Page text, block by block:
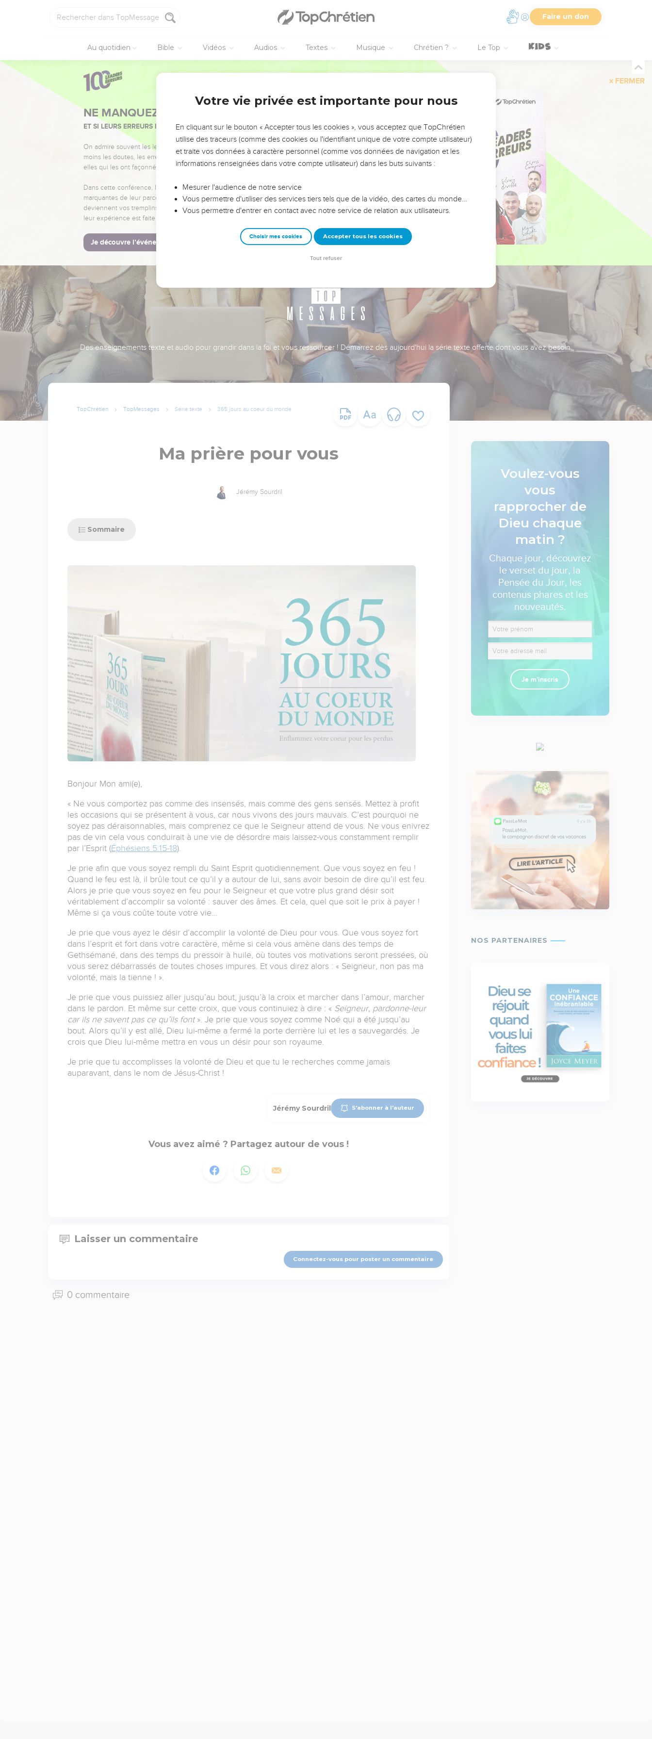
Faire un don
Au quotidien Bible Vidéos Audios Textes Musique Chrétien ? Le Top
FERMER
NE MANQUEZ PAS L’ÉVÉNEMENT DE L’ANNÉE !
ET SI LEURS ERREURS POUVAIENT VOUS ÉVITER LES VOTRES ?
On admire souvent les leaders pour leurs réussites, leur impact, leur foi ou leur vision. Mais on voit
moins les doutes, les erreurs et les saisons difficiles qu'ils ont traversés, alors même que ce sont
elles qui les ont façonnés.
Dans cette conférence, leaders, entrepreneurs, et responsables reviennent sur les erreurs
marquantes de leur parcours et les clés pour avancer avec plus de sagesse afin que leurs erreurs
deviennent vos tremplins. Que vous guidiez un ministère, une équipe, un groupe ou une famille,
leur expérience est faite pour vous.
Je découvre l’événement
Des enseignements texte et audio pour grandir dans la foi et vous ressourcer ! Démarrez dès aujourd'hui la série texte offerte dont vous avez besoin.
TopChrétien TopMessages Série texte 365 jours au coeur du monde
Ma prière pour vous
Jérémy Sourdril
Sommaire
Bonjour Mon ami(e),
« Ne vous comportez pas comme des insensés, mais comme des gens sensés. Mettez à profit
les occasions qui se présentent à vous, car nous vivons des jours mauvais. C’est pourquoi ne
soyez pas déraisonnables, mais comprenez ce que le Seigneur attend de vous. Ne vous enivrez
pas de vin cela vous conduirait à une vie de désordre mais laissez-vous constamment remplir
par l’Esprit (Éphésiens 5:15-18).
Je prie afin que vous soyez rempli du Saint Esprit quotidiennement. Que vous soyez en feu !
Quand le feu est là, il brûle tout ce qu’il y a autour de lui, sans avoir besoin de dire qu’il est feu.
Alors je prie que vous soyez en feu pour le Seigneur et que votre plus grand désir soit
véritablement d’accomplir sa volonté : sauver des âmes. Et cela, quel que soit le prix à payer !
Même si ça vous coûte toute votre vie…
Je prie que vous ayez le désir d’accomplir la volonté de Dieu pour vous. Que vous soyez fort
dans l’esprit et fort dans votre caractère, même si cela vous amène dans des temps de
Gethsémané, dans des temps du pressoir à huile, où toutes vos motivations seront pressées, où
vous serez débarrassés de toutes choses impures. Et vous direz alors : « Seigneur, non pas ma
volonté, mais la tienne ! ».
Je prie que vous puissiez aller jusqu’au bout, jusqu’à la croix et marcher dans l’amour, marcher
dans le pardon. Et même sur cette croix, que vous continuiez à dire : « Seigneur, pardonne-leur
car ils ne savent pas ce qu’ils font ». Je prie que vous soyez comme Noé qui a été jusqu’au
bout. Alors qu’il y est allé, Dieu lui-même a fermé la porte derrière lui et les a sauvegardés. Je
crois que Dieu lui-même mettra en vous un désir pour son royaume.
Je prie que tu accomplisses la volonté de Dieu et que tu le recherches comme jamais
auparavant, dans le nom de Jésus-Christ !
Jérémy Sourdril S'abonner à l'auteur
Vous avez aimé ? Partagez autour de vous !
Laisser un commentaire
Connectez-vous pour poster un commentaire
0 commentaire
Voulez-vous
vous
rapprocher de
Dieu chaque
matin ?
Chaque jour, découvrez
le verset du jour, la
Pensée du Jour, les
contenus phares et les
nouveautés.
Je m'inscris
Votre vie privée est importante pour nous
En cliquant sur le bouton « Accepter tous les cookies », vous acceptez que TopChrétien
utilise des traceurs (comme des cookies ou l'identifiant unique de votre compte utilisateur)
et traite vos données à caractère personnel (comme vos données de navigation et les
informations renseignées dans votre compte utilisateur) dans les buts suivants :
Mesurer l'audience de notre service
Vous permettre d'utiliser des services tiers tels que de la vidéo, des cartes du monde…
Vous permettre d'entrer en contact avec notre service de relation aux utilisateurs.
Choisir mes cookies Accepter tous les cookies
Tout refuser